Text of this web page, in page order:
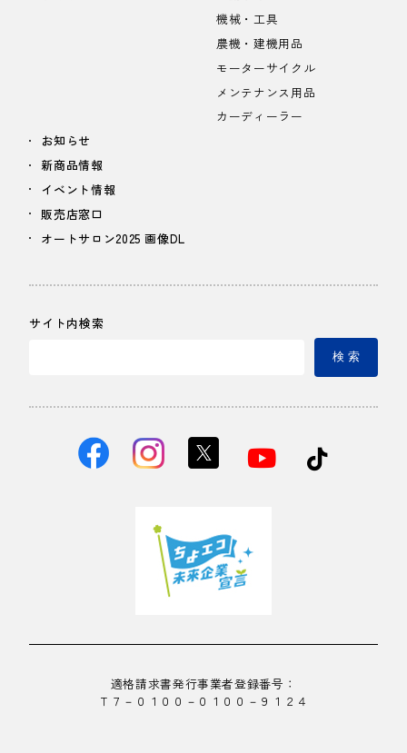
機械・工具
農機・建機用品
モーターサイクル
メンテナンス用品
カーディーラー
お知らせ
新商品情報
イベント情報
販売店窓口
オートサロン2025 画像DL
サイト内検索
検 索
適格請求書発行事業者登録番号：
Ｔ７－０１００－０１００－９１２４